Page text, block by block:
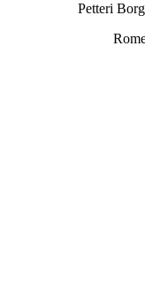
Petteri